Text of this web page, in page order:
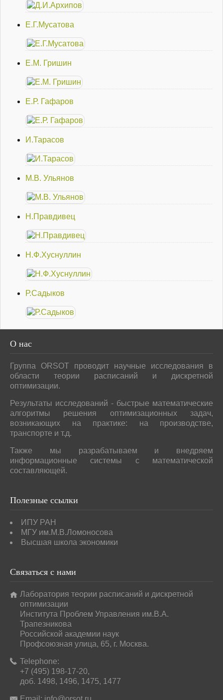
Е.Г.Мусатова
Е.М. Гришин
Е.Р. Гафаров
И.Тарасов
М.В. Ульянов
Н.Правдивец
Н.Ф.Хуснуллин
Р.Садыков
О нас
Группа ORSOT проводит научные исследования в
области теории расписаний и дискретной
оптимизации.
Результаты исследований - быстрые математические
алгоритмы решения оптимизационных задач,
возникающих на практике: на производстве,
транспорте и т.д.
Также мы разрабатываем и внедряем
информационные системы с математической
составляющей.
Полезные ссылки
ИПУ РАН
МГУ им.М.В.Ломоносова
Высшая школа экономики
Связаться с нами
Лаборатория теории расписаний и дискретной
оптимизации
Института Проблем Управления им.В.А.
Трапезникова
Российской академии наук
Профсоюзная улица, 65, г. Москва.
Telephone:
+7 (495) 198-17-20,
доб. 1498, 1496, 1475, 1477